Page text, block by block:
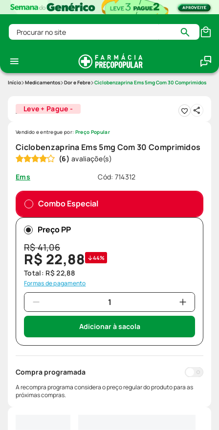
Procurar no site
Medicamentos Dor e Febre Ciclobenzaprina Ems 5mg Com 30 Comprimidos
Leve + Pague -
Ciclobenzaprina Ems 5mg Com 30 Comprimidos
(6)
Ems
Cód: 714312
Vendido e entregue por: Preço Popular
Combo Especial
Preço PP
R$41,06
R$ 22,88 44%
Total: R$ 22,88
Formas de pagamento
Adicionar à sacola
Compra programada
A recompra programa considera o preço regular do produto para as
próximas compras.